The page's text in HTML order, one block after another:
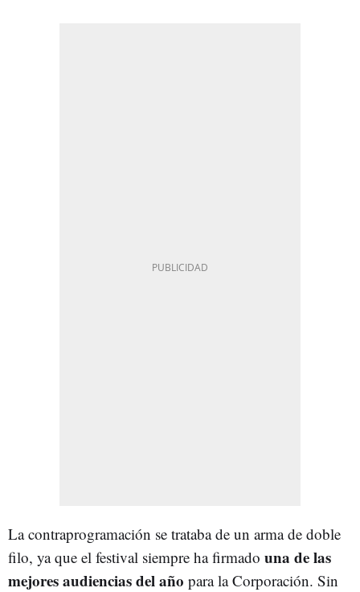
La contraprogramación se trataba de un arma de doble
filo, ya que el festival siempre ha firmado una de las
mejores audiencias del año para la Corporación. Sin